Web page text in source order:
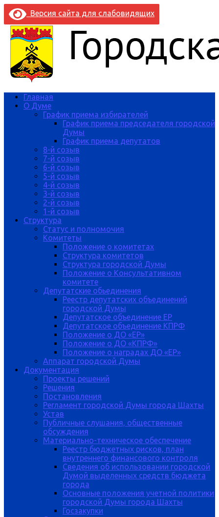
Версия сайта для слабовидящих
Главная
О Думе
График приема избирателей
График приема председателя городской
Думы
График приема депутатов
8-й созыв
7-й созыв
6-й созыв
5-й созыв
4-й созыв
3-й созыв
2-й созыв
1-й созыв
Структура
Статус и полномочия
Комитеты
Положение о комитетах
Структура комитетов
Структура городской Думы
Положение о Консультативном
комитете
Депутатские обьединения
Реестр депутатских объединений
городской Думы
Депутатское объединение ЕР
Депутатское объединение КПРФ
Положение о ДО «ЕР»
Положение о ДО «КПРФ»
Положение о наградах ДО «ЕР»
Аппарат городской Думы
Документация
Проекты решений
Решения
Постановления
Регламент городской Думы города Шахты
Устав
Публичные слушания, общественные
обсуждения
Материально-техническое обеспечение
Реестр бюджетных рисков, план
внутреннего финансового контроля
Сведения об использовании городской
Думой выделенных средств бюджета
города
Основные положения учетной политики
городской Думы города Шахты
Госзакупки